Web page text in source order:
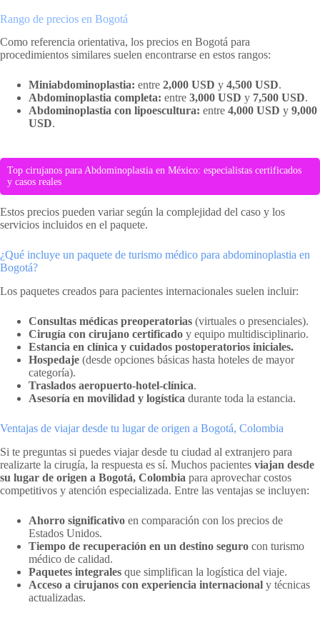
Rango de precios en Bogotá
Como referencia orientativa, los precios en Bogotá para
procedimientos similares suelen encontrarse en estos rangos:
Miniabdominoplastia: entre 2,000 USD y 4,500 USD.
Abdominoplastia completa: entre 3,000 USD y 7,500 USD.
Abdominoplastia con lipoescultura: entre 4,000 USD y 9,000
USD.
Top cirujanos para Abdominoplastia en México: especialistas certificados
y casos reales
Estos precios pueden variar según la complejidad del caso y los
servicios incluidos en el paquete.
¿Qué incluye un paquete de turismo médico para abdominoplastia en
Bogotá?
Los paquetes creados para pacientes internacionales suelen incluir:
Consultas médicas preoperatorias (virtuales o presenciales).
Cirugía con cirujano certificado y equipo multidisciplinario.
Estancia en clínica y cuidados postoperatorios iniciales.
Hospedaje (desde opciones básicas hasta hoteles de mayor
categoría).
Traslados aeropuerto-hotel-clínica.
Asesoría en movilidad y logística durante toda la estancia.
Ventajas de viajar desde tu lugar de origen a Bogotá, Colombia
Si te preguntas si puedes viajar desde tu ciudad al extranjero para
realizarte la cirugía, la respuesta es sí. Muchos pacientes viajan desde
su lugar de origen a Bogotá, Colombia para aprovechar costos
competitivos y atención especializada. Entre las ventajas se incluyen:
Ahorro significativo en comparación con los precios de
Estados Unidos.
Tiempo de recuperación en un destino seguro con turismo
médico de calidad.
Paquetes integrales que simplifican la logística del viaje.
Acceso a cirujanos con experiencia internacional y técnicas
actualizadas.